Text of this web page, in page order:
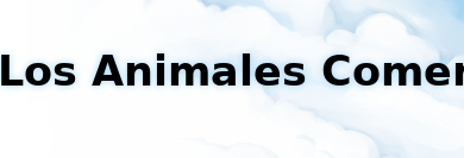
Los Animales